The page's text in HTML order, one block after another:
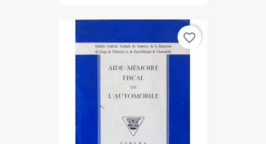
favorite_border